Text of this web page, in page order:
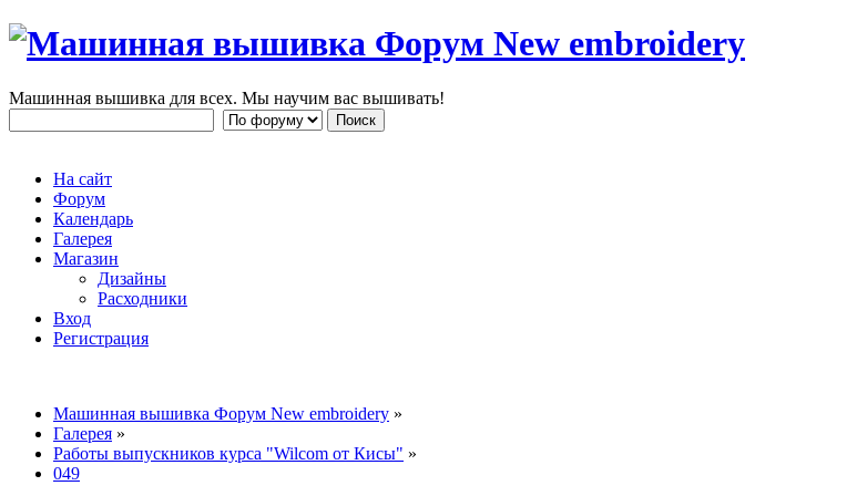
Машинная вышивка для всех. Мы научим вас вышивать!
На сайт
Форум
Календарь
Галерея
Магазин
Дизайны
Расходники
Вход
Регистрация
Машинная вышивка Форум New embroidery »
Галерея »
Работы выпускников курса "Wilcom от Кисы" »
049